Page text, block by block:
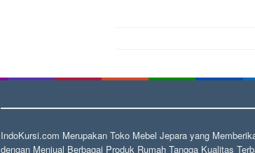
IndoKursi.com Merupakan Toko Mebel Jepara yang
dengan Menjual Berbagai Produk Rumah Tangga Kualitas